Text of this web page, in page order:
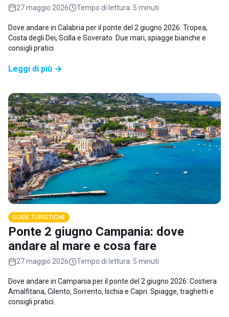
27 maggio 2026 Tempo di lettura: 5 minuti
Dove andare in Calabria per il ponte del 2 giugno 2026: Tropea,
Costa degli Dei, Scilla e Soverato. Due mari, spiagge bianche e
consigli pratici.
Leggi di più
GUIDE TURISTICHE
Ponte 2 giugno Campania: dove
andare al mare e cosa fare
27 maggio 2026 Tempo di lettura: 5 minuti
Dove andare in Campania per il ponte del 2 giugno 2026: Costiera
Amalfitana, Cilento, Sorrento, Ischia e Capri. Spiagge, traghetti e
consigli pratici.